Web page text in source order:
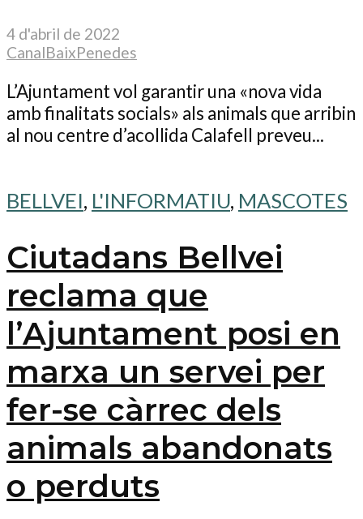
4 d'abril de 2022
CanalBaixPenedes
L’Ajuntament vol garantir una «nova vida
amb finalitats socials» als animals que arribin
al nou centre d’acollida Calafell preveu...
BELLVEI, L'INFORMATIU, MASCOTES
Ciutadans Bellvei
reclama que
l’Ajuntament posi en
marxa un servei per
fer-se càrrec dels
animals abandonats
o perduts